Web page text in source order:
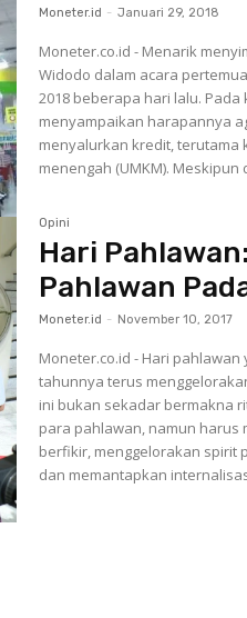
Moneter.id - Januari 29, 2018
Moneter.co.id - Menarik
Widodo dalam acara
2018 beberapa hari lalu. Pada kesempatan tersebut, Presiden
menyampaikan hara­pan­nya
menyalurkan kredit, terutama
menengah (UMKM).
Opini
Hari
Pahlawan
Moneter.id - November 10, 2017
Moneter.co.id - Hari
tahunnya terus
ini bukan sekadar bermakna
para pahlawan, namun harus
berfikir, menggelorakan spirit
dan memantapkan